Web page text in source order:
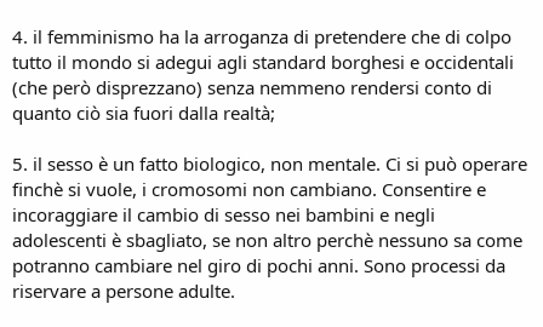
4. il femminismo ha la arroganza di pretendere che di colpo
tutto il mondo si adegui agli standard borghesi e occidentali
(che però disprezzano) senza nemmeno rendersi conto di
quanto ciò sia fuori dalla realtà;
5. il sesso è un fatto biologico, non mentale. Ci si può operare
finchè si vuole, i cromosomi non cambiano. Consentire e
incoraggiare il cambio di sesso nei bambini e negli
adolescenti è sbagliato, se non altro perchè nessuno sa come
potranno cambiare nel giro di pochi anni. Sono processi da
riservare a persone adulte.